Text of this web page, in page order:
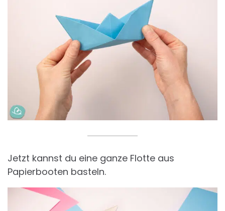
Jetzt kannst du eine ganze Flotte aus
Papierbooten basteln.